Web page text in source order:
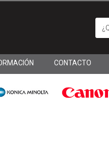
CONTACTO